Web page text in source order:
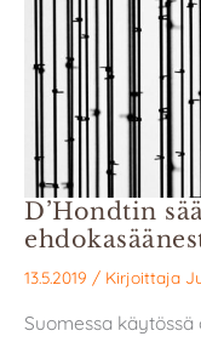
D’Hondtin
13.5.2019 / Kirjoittaja
Suomessa